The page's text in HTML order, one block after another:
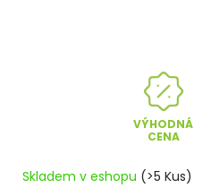
VÝHODNÁ
CENA
Skladem v eshopu (>5 Kus)